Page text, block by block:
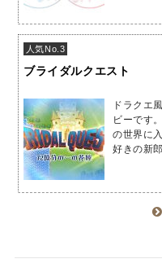
人気No.3
ブライダルクエスト
ドラクエ
ビーです
の世界に
好きの新